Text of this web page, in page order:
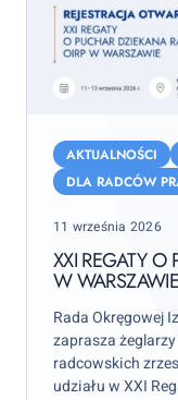
Regaty
Dziekana
Rady
OIRP
Warszawie
AKTUALNOŚCI
DLA RADCÓW
Posted
11 września 2026
XXI REGATY O
W WARSZAWIE
Rada Okręgowej
zaprasza
radcowskich
udziału w XXI